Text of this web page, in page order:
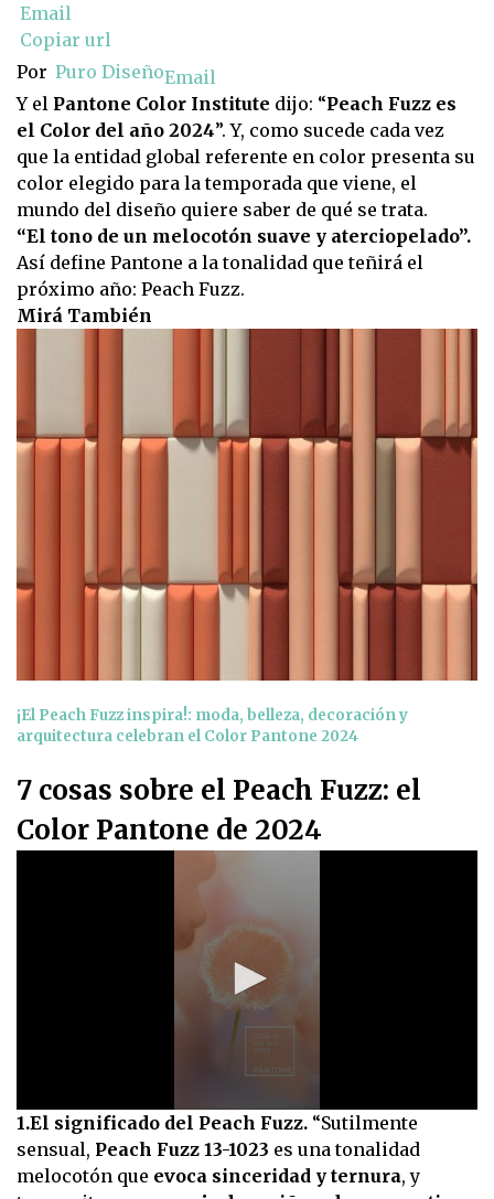
Email
Copiar url
Por Puro DiseñoEmail
Y el Pantone Color Institute dijo: “Peach Fuzz es
el Color del año 2024”. Y, como sucede cada vez
que la entidad global referente en color presenta su
color elegido para la temporada que viene, el
mundo del diseño quiere saber de qué se trata.
“El tono de un melocotón suave y aterciopelado”.
Así define Pantone a la tonalidad que teñirá el
próximo año: Peach Fuzz.
Mirá También
¡El Peach Fuzz inspira!: moda, belleza, decoración y
arquitectura celebran el Color Pantone 2024
7 cosas sobre el Peach Fuzz: el
Color Pantone de 2024
0
seconds
of
7
seconds
1.El significado del Peach Fuzz. “Sutilmente
sensual, Peach Fuzz 13-1023 es una tonalidad
melocotón que evoca sinceridad y ternura, y